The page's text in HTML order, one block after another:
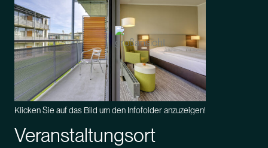
Veranstaltungsort
Klicken Sie auf das Bild um den Infofolder anzuzeigen!